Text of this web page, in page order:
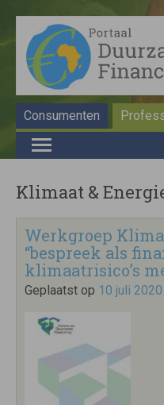
Consumenten
Klimaat &
Werkgroep
“bespreek als
klimaatrisico’s
Geplaatst op 10 juli 2020